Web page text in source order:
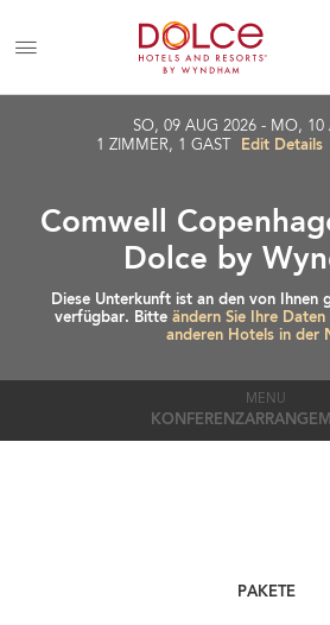
SO, 09 AUG 2026
MO, 10
1 ZIMMER, 1 GAST Edit Details
Comwell
Dolce by
Diese Unterkunft ist an den von Ihnen
verfügbar. Bitte ändern Sie Ihre Daten
anderen Hotels in der
MENU
PAKETE